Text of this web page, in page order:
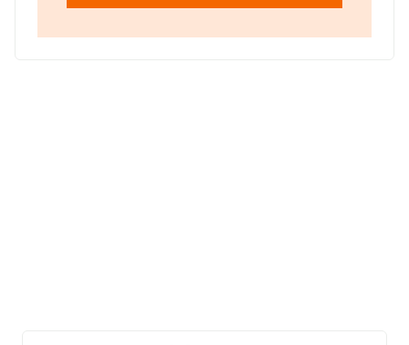
con ventas de hasta 96 millones de euros. Como
constitución es de 13 años. Los empleados de media